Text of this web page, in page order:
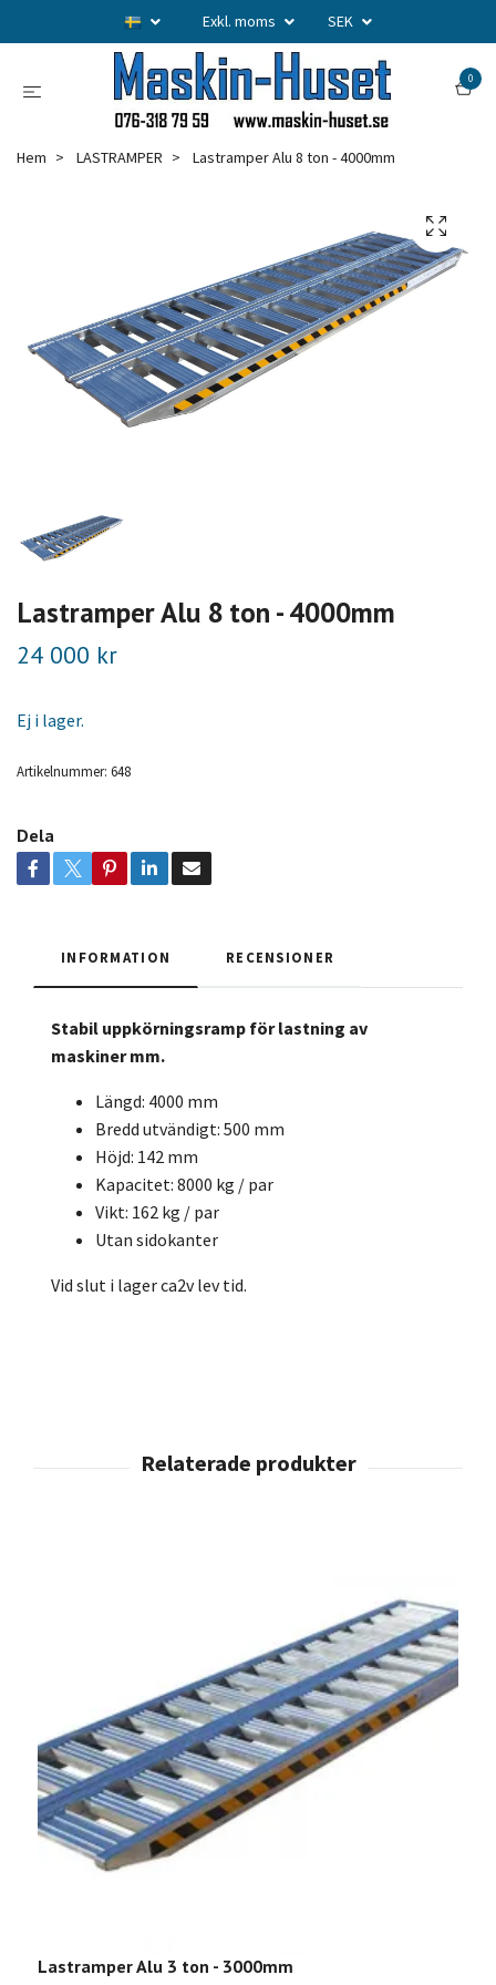
Exkl. moms SEK
0
Hem LASTRAMPER Lastramper Alu 8 ton - 4000mm
Lastramper Alu 8 ton - 4000mm
24 000 kr
Ej i lager.
Artikelnummer: 648
Dela
INFORMATION RECENSIONER
Stabil uppkörningsramp för lastning av
maskiner mm.
Längd: 4000 mm
Bredd utvändigt: 500 mm
Höjd: 142 mm
Kapacitet: 8000 kg / par
Vikt: 162 kg / par
Utan sidokanter
Vid slut i lager ca2v lev tid.
Lastramper Alu 3 ton - 3000mm